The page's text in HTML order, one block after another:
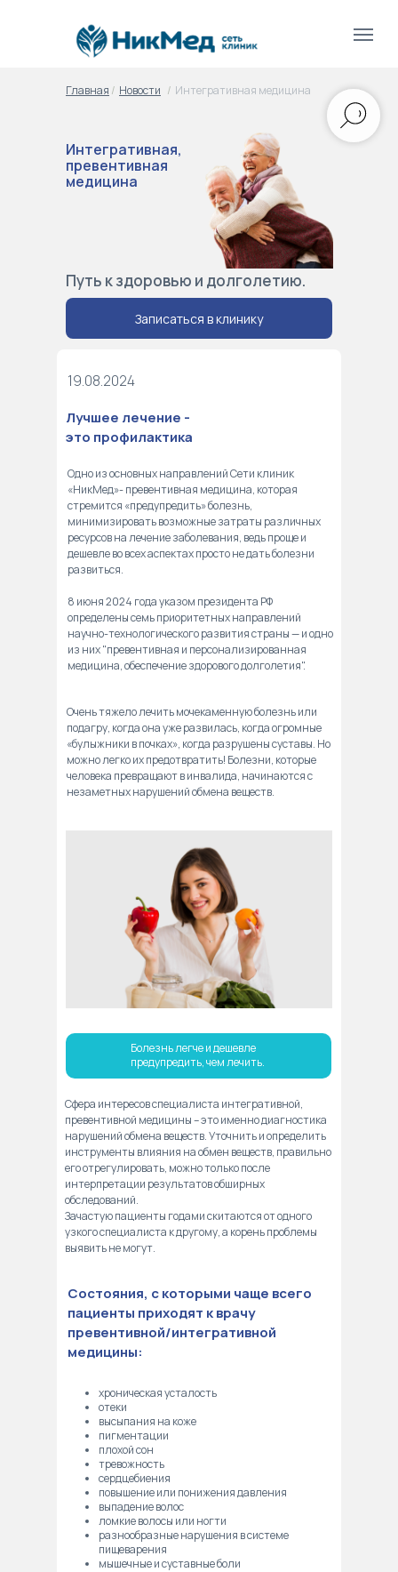
Главная Интегративная медицина
Новости
/ /
Записаться в клинику
Интегративная,
превентивная
медицина
Путь к здоровью и долголетию.
19.08.2024
Состояния, с которыми чаще всего
пациенты приходят к врачу
превентивной/интегративной
медицины:
Очень тяжело лечить мочекаменную болезнь или
подагру, когда она уже развилась, когда огромные
«булыжники в почках», когда разрушены суставы. Но
можно легко их предотвратить! Болезни, которые
человека превращают в инвалида, начинаются с
незаметных нарушений обмена веществ.
Сфера интересов специалиста интегративной,
превентивной медицины – это именно диагностика
нарушений обмена веществ. Уточнить и определить
инструменты влияния на обмен веществ, правильно
его отрегулировать, можно только после
интерпретации результатов обширных
обследований.
Зачастую пациенты годами скитаются от одного
узкого специалиста к другому, а корень проблемы
выявить не могут.
хроническая усталость
отеки
высыпания на коже
пигментации
плохой сон
тревожность
сердцебиения
повышение или понижения давления
выпадение волос
ломкие волосы или ногти
разнообразные нарушения в системе
пищеварения
мышечные и суставные боли
Лучшее лечение -
это профилактика
Болезнь легче и дешевле
предупредить, чем лечить.
Одно из основных направлений Сети клиник
«НикМед»- превентивная медицина, которая
стремится «предупредить» болезнь,
минимизировать возможные затраты различных
ресурсов на лечение заболевания, ведь проще и
дешевле во всех аспектах просто не дать болезни
развиться.
8 июня 2024 года указом президента РФ
определены семь приоритетных направлений
научно-технологического развития страны — и одно
из них "превентивная и персонализированная
медицина, обеспечение здорового долголетия".